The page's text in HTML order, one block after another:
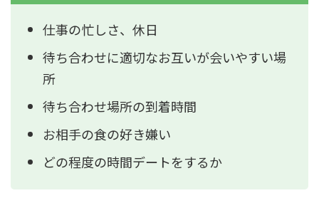
仕事の忙しさ、休日
待ち合わせに適切なお互いが会いやすい場
所
待ち合わせ場所の到着時間
お相手の食の好き嫌い
どの程度の時間デートをするか